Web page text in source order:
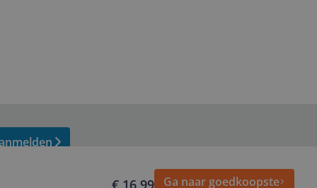
€ 16,99
Ga naar goedkoopste